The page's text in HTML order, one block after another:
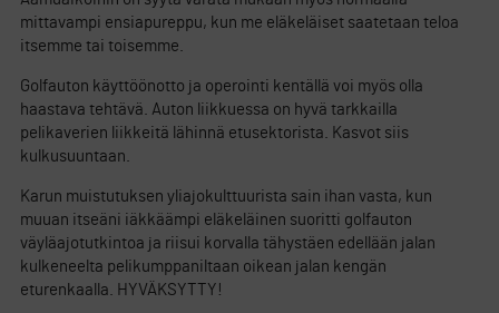
mittavampi ensiapureppu, kun me eläkeläiset saatetaan teloa
itsemme tai toisemme.
Golfauton käyttöönotto ja operointi kentällä voi myös olla
haastava tehtävä. Auton liikkuessa on hyvä tarkkailla
pelikaverien liikkeitä lähinnä etusektorista. Kasvot siis
kulkusuuntaan.
Karun muistutuksen yliajokulttuurista sain ihan vasta, kun
muuan itseäni iäkkäämpi eläkeläinen suoritti golfauton
väyläajotutkintoa ja riisui korvalla tähystäen edellään jalan
kulkeneelta pelikumppaniltaan oikean jalan kengän
eturenkaalla. HYVÄKSYTTY!